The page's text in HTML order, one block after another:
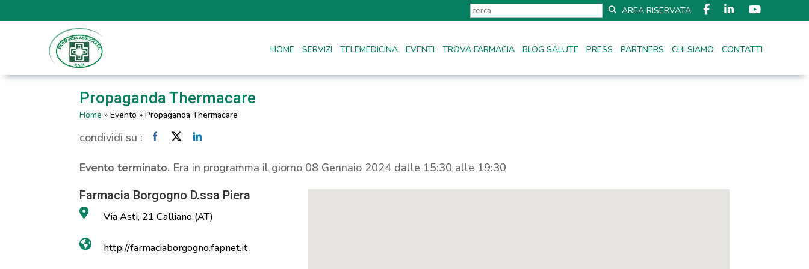
AREA RISERVATA
HOME SERVIZI TELEMEDICINA EVENTI TROVA FARMACIA BLOG SALUTE PRESS PARTNERS CHI SIAMO CONTATTI
Propaganda Thermacare
Home » Evento » Propaganda Thermacare
condividi su :
Evento terminato. Era in programma il giorno 08 Gennaio 2024 dalle 15:30 alle 19:30
Farmacia Borgogno D.ssa Piera
Via Asti, 21 Calliano (AT)
http://farmaciaborgogno.fapnet.it